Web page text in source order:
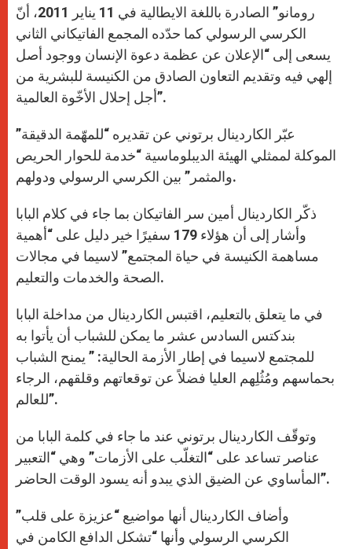
رومانو” الصادرة باللغة الايطالية في 11 يناير 2011، أنّ
الكرسي الرسولي كما حدّده المجمع الفاتيكاني الثاني
يسعى إلى “الإعلان عن عظمة دعوة الإنسان ووجود أصل
إلهي فيه وتقديم التعاون الصادق من الكنيسة للبشرية من
أجل إحلال الأخّوة العالمية”.
عبّر الكاردينال برتوني عن تقديره “للمهّمة الدقيقة”
الموكلة لممثلي الهيئة الديبلوماسية “خدمة للحوار الحريص
والمثمر” بين الكرسي الرسولي ودولهم.
ذكّر الكاردينال أمين سر الفاتيكان بما جاء في كلام البابا
وأشار إلى أن هؤلاء 179 سفيرًا خير دليل على “أهمية
مساهمة الكنيسة في حياة المجتمع” لاسيما في مجالات
الصحة والخدمات والتعليم.
في ما يتعلق بالتعليم، اقتبس الكاردينال من مداخلة البابا
بندكتس السادس عشر ما يمكن للشباب أن يأتوا به
للمجتمع لاسيما في إطار الأزمة الحالية: ” يمنح الشباب
بحماسهم ومُثُلِهم العليا فضلاً عن توقعاتهم وقلقهم، الرجاء
للعالم”.
وتوقّف الكاردينال برتوني عند ما جاء في كلمة البابا من
عناصر تساعد على “التغلّب على الأزمات” وهي “التعبير
المأساوي عن الضيق الذي يبدو أنه يسود الوقت الحاضر”.
وأضاف الكاردينال أنها مواضيع “عزيزة على قلب”
الكرسي الرسولي وأنها “تشكل الدافع الكامن في